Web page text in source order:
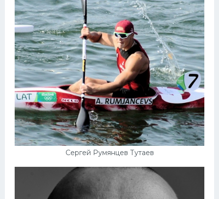
Сергей Румянцев Тутаев